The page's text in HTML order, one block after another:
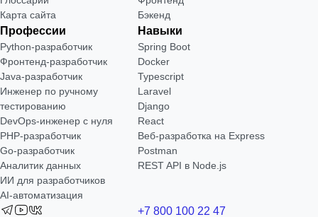
Карта сайта
Бэкенд
Профессии
Python-разработчик
Фронтенд-разработчик
Java-разработчик
Инженер по ручному
тестированию
DevOps-инженер с нуля
РНР-разработчик
Go-разработчик
Аналитик данных
ИИ для разработчиков
AI-автоматизация
Навыки
Spring Boot
Docker
Typescript
Laravel
Django
React
Веб-разработка на Express
Postman
REST API в Node.js
+7 800 100 22 47